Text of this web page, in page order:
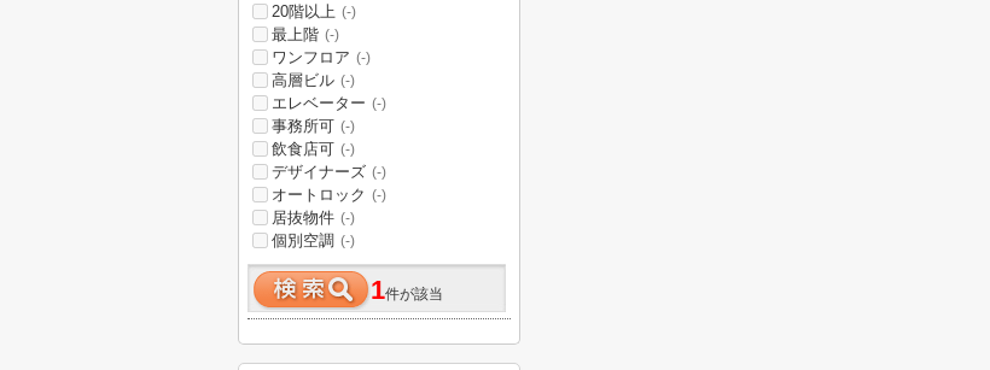
20階以上 (-)
最上階 (-)
ワンフロア (-)
高層ビル (-)
エレベーター (-)
事務所可 (-)
飲食店可 (-)
デザイナーズ (-)
オートロック (-)
居抜物件 (-)
個別空調 (-)
1件が該当